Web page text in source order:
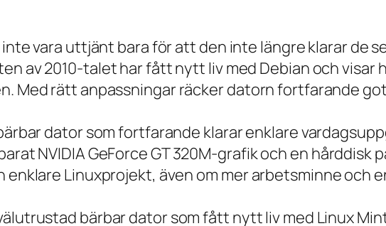
vara uttjänt bara för att den inte längre klarar de
av 2010-talet har fått nytt liv med Debian och visar
Med rätt anpassningar räcker datorn fortfarande
dator som fortfarande klarar enklare
NVIDIA GeForce GT 320M-grafik och en hårddisk
Linuxprojekt, även om mer arbetsminne och
bärbar dator som fått nytt liv med Linux